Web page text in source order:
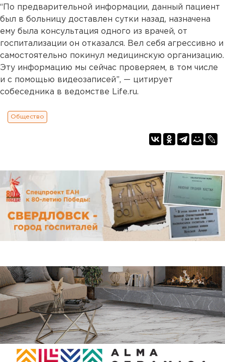
“По предварительной информации, данный пациент
был в больницу доставлен сутки назад, назначена
ему была консультация одного из врачей, от
госпитализации он отказался. Вел себя агрессивно и
самостоятельно покинул медицинскую организацию.
Эту информацию мы сейчас проверяем, в том числе
и с помощью видеозаписей”, — цитирует
собеседника в ведомстве Life.ru.
Общество